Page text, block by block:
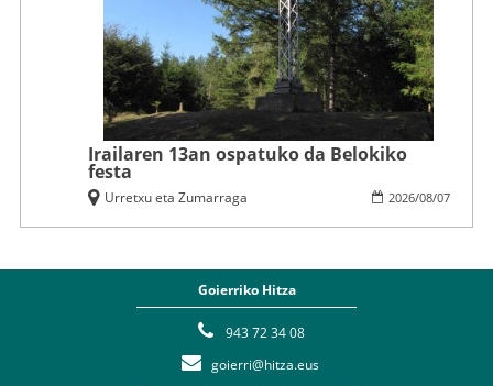
Irailaren 13an ospatuko da Belokiko
festa
2026/08/07
Urretxu eta Zumarraga
Goierriko Hitza
943 72 34 08
goierri@hitza.eus